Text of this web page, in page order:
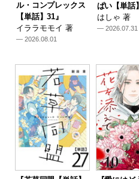
ル・コンプレックス
【単話】31』
イララモモイ 著
— 2026.08.01
ぱい【単話
はしゃ 著
— 2026.07.31